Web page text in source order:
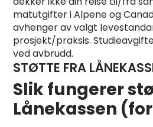
matutgifter i Alpene og
avhenger av valgt
prosjekt/praksis.
ved avbrudd.
STØTTE FRA
Slik fungerer
Lånekassen